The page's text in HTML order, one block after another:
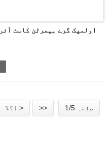
اولمپک گرے ہیمرٹن کاسٹ آئرن ویٹ
اگلا > >> صفحہ 1/5